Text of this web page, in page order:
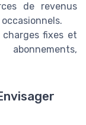
de revenus
fixes et